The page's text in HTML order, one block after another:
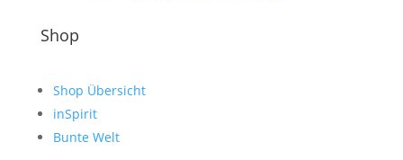
Shop
Shop Übersicht
inSpirit
Bunte Welt